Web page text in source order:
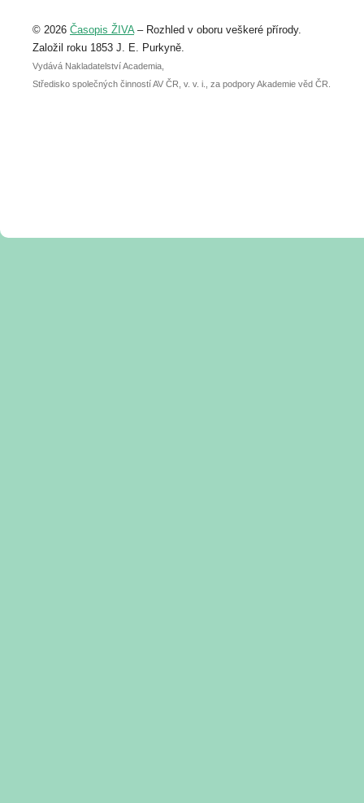
abstraktu přihlášené přednášky nebo
posteru je už 30. června.
© 2026 Časopis ŽIVA– Rozhled v oboru veškeré přírody.
Založil roku 1853 J. E. Purkyně.
Vydává Nakladatelství Academia,
Středisko společných činností AV ČR, v. v. i., za podpory Akademie věd ČR.